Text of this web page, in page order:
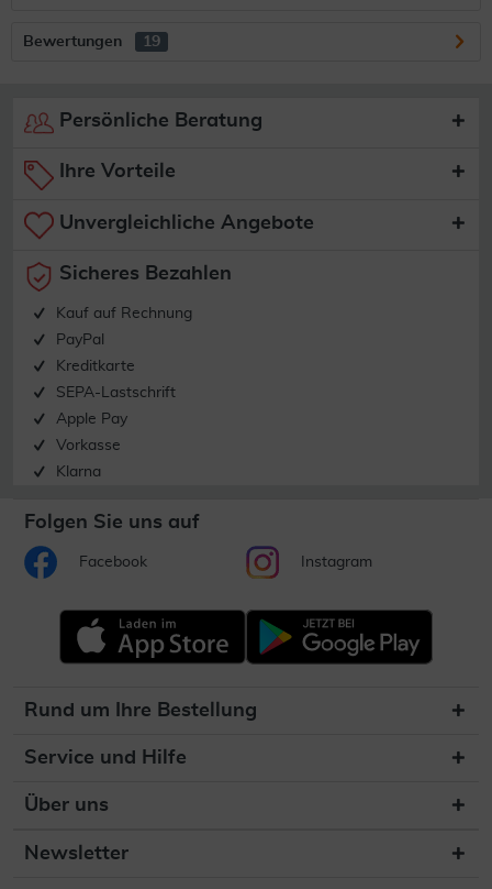
Bewertungen 19
Persönliche Beratung
Ihre Vorteile
Unvergleichliche Angebote
Sicheres Bezahlen
Kauf auf Rechnung
PayPal
Kreditkarte
SEPA-Lastschrift
Apple Pay
Vorkasse
Klarna
Folgen Sie uns auf
Facebook Instagram
Rund um Ihre Bestellung
Service und Hilfe
Über uns
Newsletter